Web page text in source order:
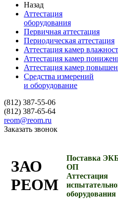
Назад
Аттестация
оборудования
Первичная аттестация
Периодическая аттестация
Аттестация камер
Аттестация камер
Аттестация камер
Средства измерений
и оборудование
(812) 387-55-06
(812) 387-65-64
reom@reom.ru
Заказать звонок
ЗАО
РЕОМ
Поставка
ОП
Аттестация
оборудования